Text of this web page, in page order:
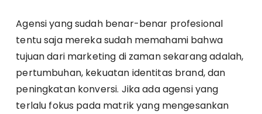
Agensi yang sudah benar-benar profesional
tentu saja mereka sudah memahami bahwa
tujuan dari marketing di zaman sekarang adalah,
pertumbuhan, kekuatan identitas brand, dan
peningkatan konversi. Jika ada agensi yang
terlalu fokus pada matrik yang mengesankan